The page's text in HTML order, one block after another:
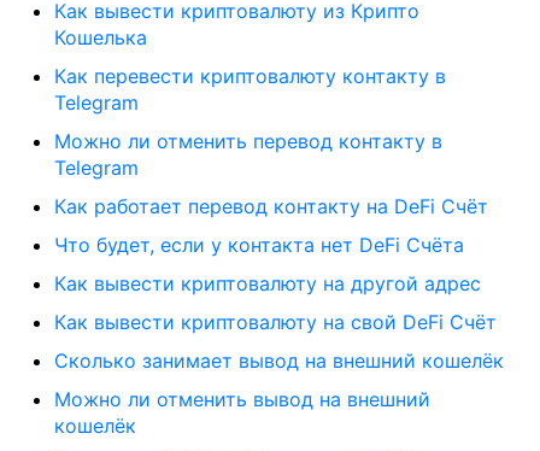
Как вывести криптовалюту из Крипто
Кошелька
Как перевести криптовалюту контакту в
Telegram
Можно ли отменить перевод контакту в
Telegram
Как работает перевод контакту на DeFi Счёт
Что будет, если у контакта нет DeFi Счёта
Как вывести криптовалюту на другой адрес
Как вывести криптовалюту на свой DeFi Счёт
Сколько занимает вывод на внешний кошелёк
Можно ли отменить вывод на внешний
кошелёк